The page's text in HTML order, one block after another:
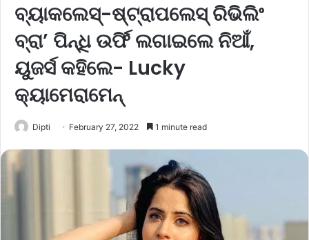
ବ୍ୟାକଲେସ୍-ଷ୍ଟ୍ରାପଲେସ୍ ରିଭିଲିଂ
ବ୍ରା’ ପିନ୍ଧି ଉର୍ଫି ଲଗାଇଲେ ନିଆଁ,
ୟୁଜର୍ସ କହିଲେ- Lucky
କ୍ୟାମେରାମେନ୍
Dipti February 27, 2022 1 minute read